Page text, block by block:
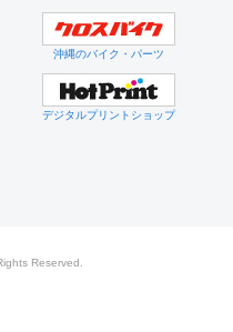
沖縄のバイク・パーツ
デジタルプリントショップ
Reserved.